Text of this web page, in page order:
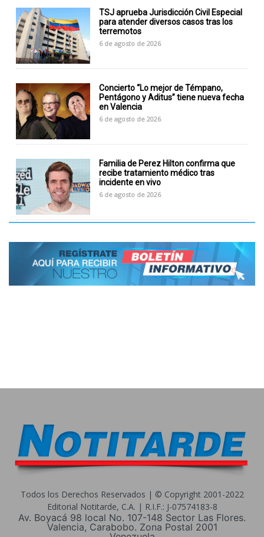
TSJ aprueba Jurisdicción Civil Especial
para atender diversos casos tras los
terremotos
6 de agosto de 2026
Concierto “Lo mejor de Témpano,
Pentágono y Aditus” tiene nueva fecha
en Valencia
6 de agosto de 2026
Familia de Perez Hilton confirma que
recibe tratamiento médico tras
incidente en vivo
6 de agosto de 2026
Todos los Derechos Reservados | © Copyright 2001-2022
Editorial Notitarde, C.A. | R.I.F.: J-07574183-8
Av. Boyacá 98 local No. 107-148 Sector Las Flores.
Valencia, Carabobo. Zona Postal 2001